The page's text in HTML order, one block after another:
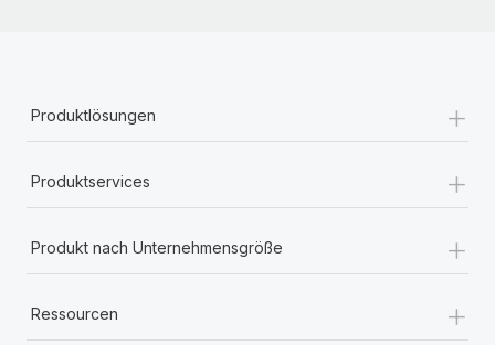
Produktlösungen +
Produktservices +
Produkt nach Unternehmensgröße +
Ressourcen +